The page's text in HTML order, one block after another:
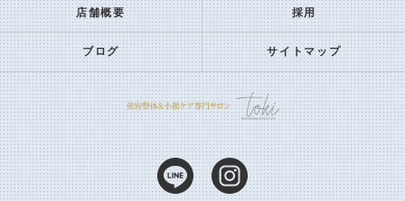
店舗概要 採用
ブログ サイトマップ